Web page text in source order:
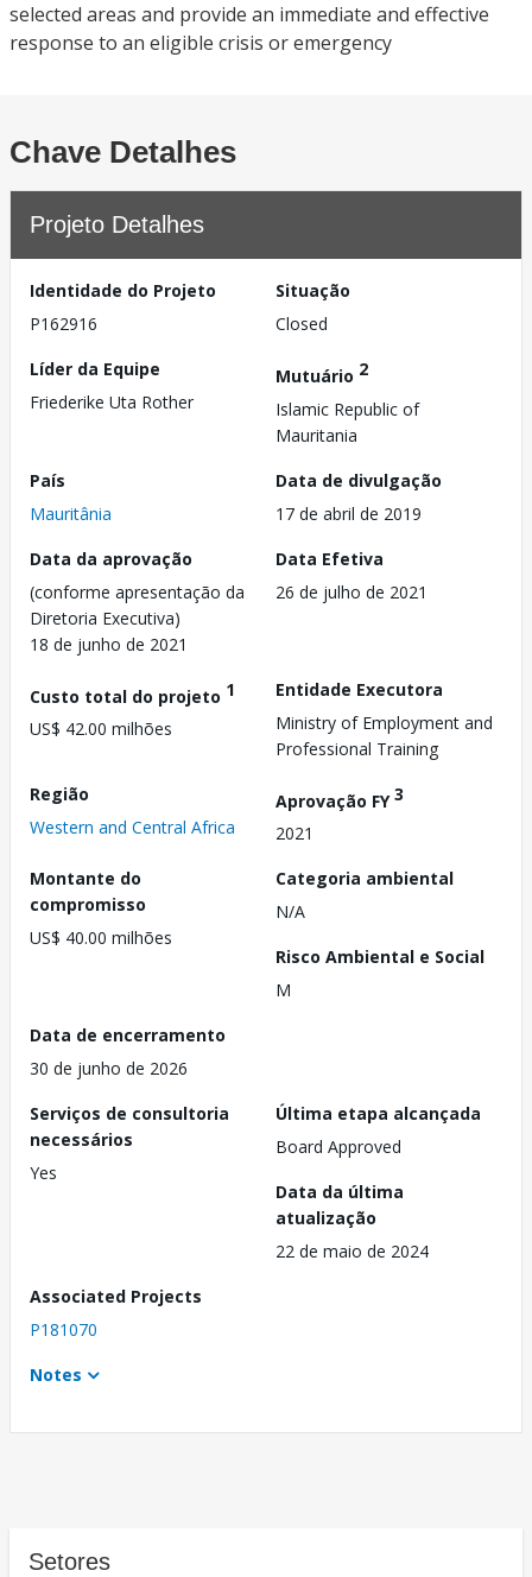
selected areas and provide an immediate and effective
response to an eligible crisis or emergency
Chave Detalhes
Projeto Detalhes
Identidade do Projeto
P162916
Situação
Closed
Líder da Equipe
Friederike Uta Rother
Mutuário 2
Islamic Republic of
Mauritania
País
Mauritânia
Data de divulgação
17 de abril de 2019
Data da aprovação
(conforme apresentação da
Diretoria Executiva)
18 de junho de 2021
Data Efetiva
26 de julho de 2021
Custo total do projeto 1
US$ 42.00 milhões
Entidade Executora
Ministry of Employment and
Professional Training
Região
Western and Central Africa
Aprovação FY3
2021
Montante do
compromisso
US$ 40.00 milhões
Categoria ambiental
N/A
Risco Ambiental e Social
M
Data de encerramento
30 de junho de 2026
Serviços de consultoria
necessários
Yes
Última etapa alcançada
Board Approved
Data da última
atualização
22 de maio de 2024
Associated Projects
P181070
Notes
Setores